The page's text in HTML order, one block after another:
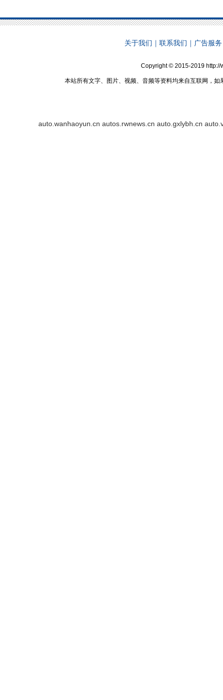
关于我们 ｜ 联系我们 ｜ 广告服务
Copyright © 2015-2019 http://
本站所有文字、图片、视频、音频等资料均来自互联网，
auto.wanhaoyun.cn autos.rwnews.cn auto.gxlybh.cn